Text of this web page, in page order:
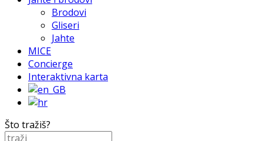
Brodovi
Gliseri
Jahte
MICE
Concierge
Interaktivna karta
Što tražiš?